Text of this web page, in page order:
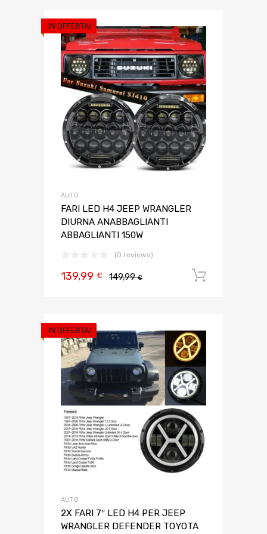
IN OFFERTA!
AUTO
FARI LED H4 JEEP WRANGLER
DIURNA ANABBAGLIANTI
ABBAGLIANTI 150W
(0 reviews)
149,99€
139,99 €
IN OFFERTA!
AUTO
2X FARI 7″ LED H4 PER JEEP
WRANGLER DEFENDER TOYOTA